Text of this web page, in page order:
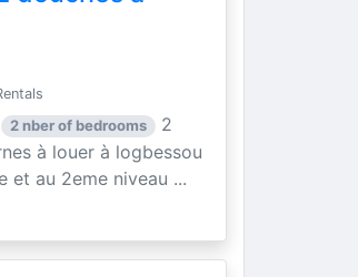
2 nber of bedrooms
2
à louer à logbessou
et au 2eme niveau ...